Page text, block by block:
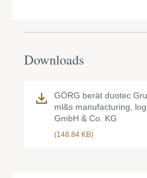
Downloads
GÖRG berät duotec
ml&s manufacturing,
GmbH & Co. KG
(148.84 KB)